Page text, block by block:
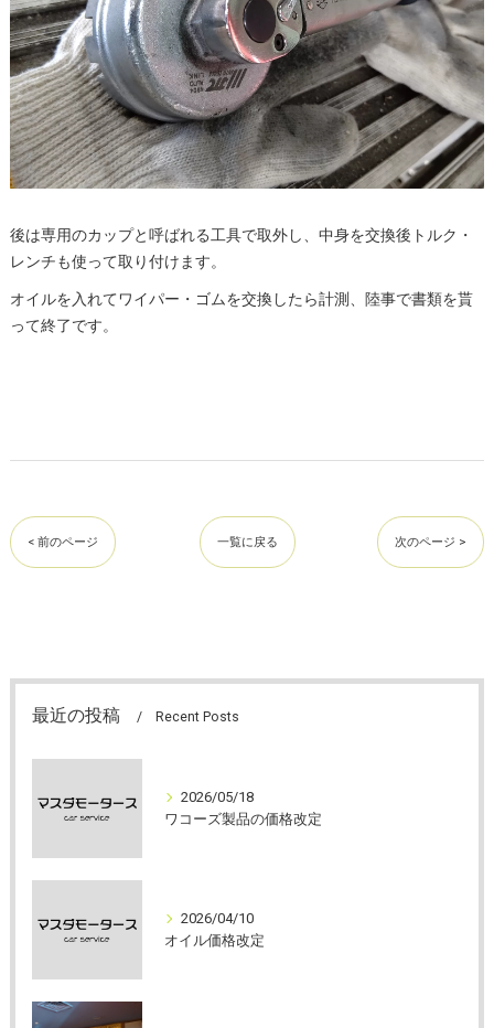
後は専用のカップと呼ばれる工具で取外し、中身を交換後トルク・
レンチも使って取り付けます。
オイルを入れてワイパー・ゴムを交換したら計測、陸事で書類を貰
って終了です。
< 前のページ 一覧に戻る 次のページ >
最近の投稿 Recent Posts
2026/05/18
ワコーズ製品の価格改定
2026/04/10
オイル価格改定